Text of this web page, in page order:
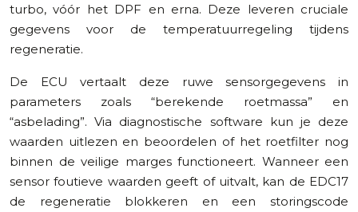
turbo, vóór het DPF en erna. Deze leveren cruciale
gegevens voor de temperatuurregeling tijdens
regeneratie.
De ECU vertaalt deze ruwe sensorgegevens in
parameters zoals “berekende roetmassa” en
“asbelading”. Via diagnostische software kun je deze
waarden uitlezen en beoordelen of het roetfilter nog
binnen de veilige marges functioneert. Wanneer een
sensor foutieve waarden geeft of uitvalt, kan de EDC17
de regeneratie blokkeren en een storingscode